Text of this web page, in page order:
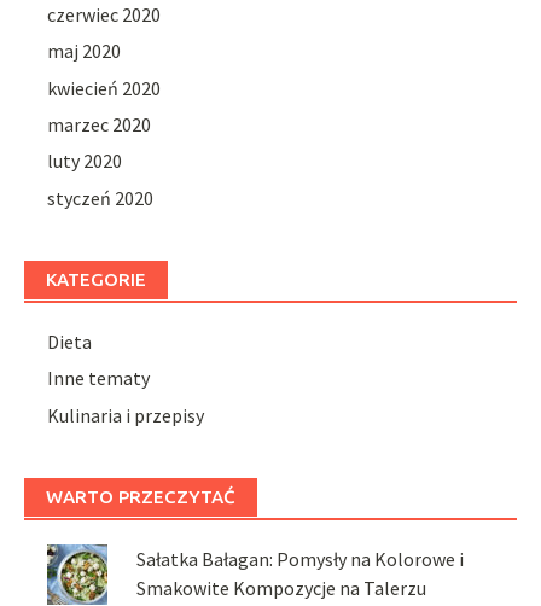
czerwiec 2020
maj 2020
kwiecień 2020
marzec 2020
luty 2020
styczeń 2020
KATEGORIE
Dieta
Inne tematy
Kulinaria i przepisy
WARTO PRZECZYTAĆ
Sałatka Bałagan: Pomysły na Kolorowe i
Smakowite Kompozycje na Talerzu